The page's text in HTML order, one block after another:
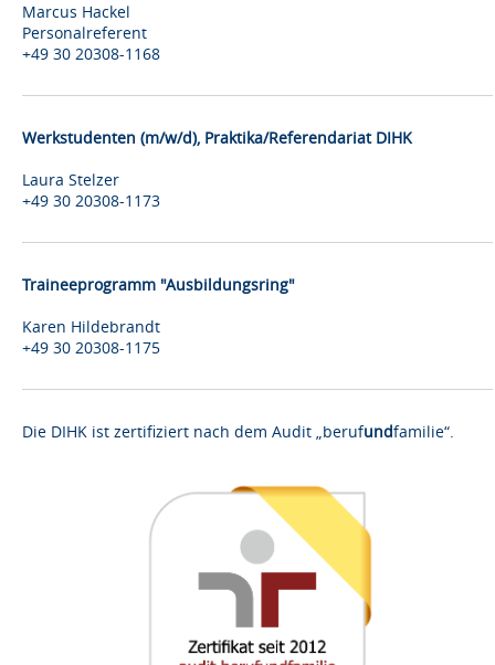
Marcus Hackel
Personalreferent
+49 30 20308-1168
Werkstudenten (m/w/d), Praktika/Referendariat DIHK
Laura Stelzer
+49 30 20308-1173
Traineeprogramm "Ausbildungsring"
Karen Hildebrandt
+49 30 20308-1175
Die DIHK ist zertifiziert nach dem Audit „berufundfamilie“.